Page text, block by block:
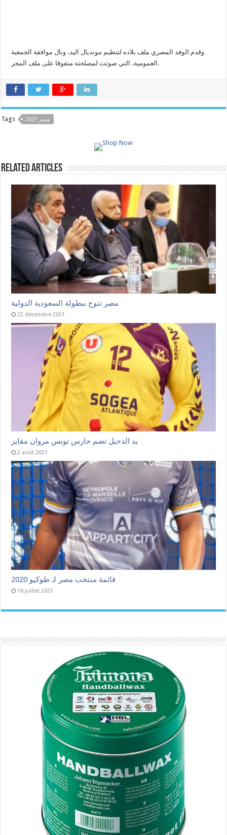
وقدم الوفد المصري ملف بلاده لتنظيم مونديال اليد، ونال موافقة الجمعية
العمومية، التي صوتت لمصلحته متفوقا على ملف المجر.
Tags مصر 2021
Related Articles
مصر تتوج ببطولة السعودية الدولية
22 décembre 2021
يد الدحيل تضم حارس تونس مروان مقايز
2 août 2021
قائمة منتخب مصر لـ طوكيو 2020
18 juillet 2021